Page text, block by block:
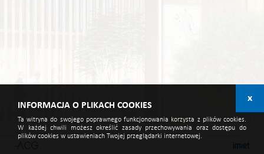
x
INFORMACJA O PLIKACH COOKIES
Ta witryna do swojego poprawnego funkcjonowania korzysta z plików cookies.
W każdej chwili możesz określić zasady przechowywania oraz dostępu do
plików cookies w ustawieniach Twojej przeglądarki internetowej.